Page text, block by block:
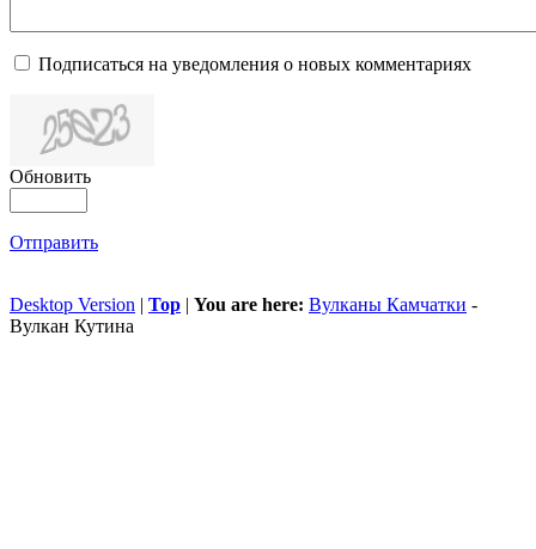
Подписаться на уведомления о новых комментариях
Обновить
Отправить
Desktop Version | Top | You are here: Вулканы Камчатки -
Вулкан Кутина